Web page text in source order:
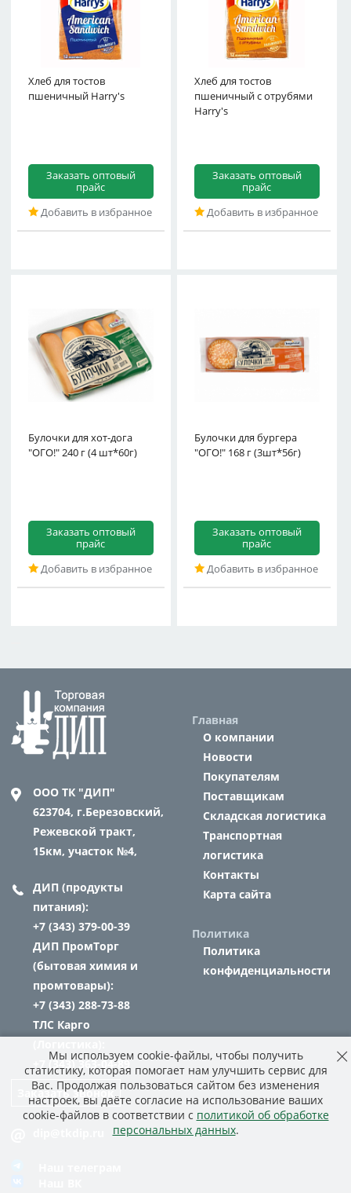
Хлеб для тостов
пшеничный Harry's
Заказать оптовый
прайс
Добавить в избранное
Хлеб для тостов
пшеничный с отрубями
Harry's
Заказать оптовый
прайс
Добавить в избранное
Булочки для хот-дога
"ОГО!" 240 г (4 шт*60г)
Заказать оптовый
прайс
Добавить в избранное
Булочки для бургера
"ОГО!" 168 г (3шт*56г)
Заказать оптовый
прайс
Добавить в избранное
ООО ТК "ДИП"
623704, г.Березовский,
Режевской тракт,
15км, участок №4,
ДИП (продукты
питания):
+7 (343) 379-00-39
ДИП ПромТорг
(бытовая химия и
промтовары):
+7 (343) 288-73-88
ТЛС Карго
+7 (343) 363-04-89
Заказать звонок
Главная
О компании
Новости
Покупателям
Поставщикам
Складская логистика
Транспортная
логистика
Контакты
Карта сайта
Политика
Политика
конфиденциальности
Мы используем cookie-файлы, чтобы получить
статистику, которая помогает нам улучшить сервис для
Вас. Продолжая пользоваться сайтом без изменения
настроек, вы даёте согласие на использование ваших
cookie-файлов в соответствии с политикой об обработке
персональных данных.